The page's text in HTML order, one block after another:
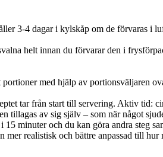
3-4 dagar i kylskåp om de förvaras i
helt innan du förvarar den i
med hjälp av portionsväljaren
tar från start till servering. Aktiv
tillagas av sig själv – som när något
minuter och du kan göra andra steg
realistisk och bättre anpassad till